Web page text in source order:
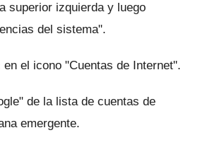
superior izquierda y luego
del sistema".
el icono "Cuentas de Internet".
de la lista de cuentas de
emergente.